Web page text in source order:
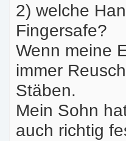
2) welche
Fingersafe?
Wenn meine
immer
Stäben.
Mein Sohn
auch richtig